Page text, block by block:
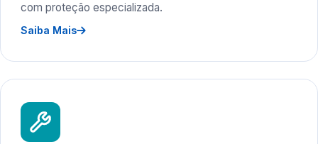
com proteção especializada.
Saiba Mais